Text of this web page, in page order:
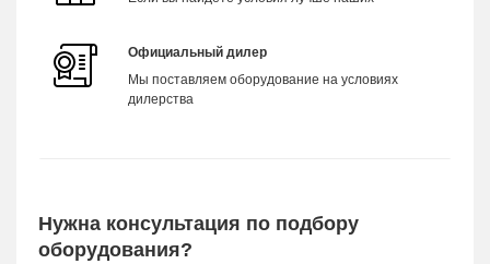
Официальный дилер
Мы поставляем оборудование на условиях
дилерства
Нужна консультация по подбору
оборудования?